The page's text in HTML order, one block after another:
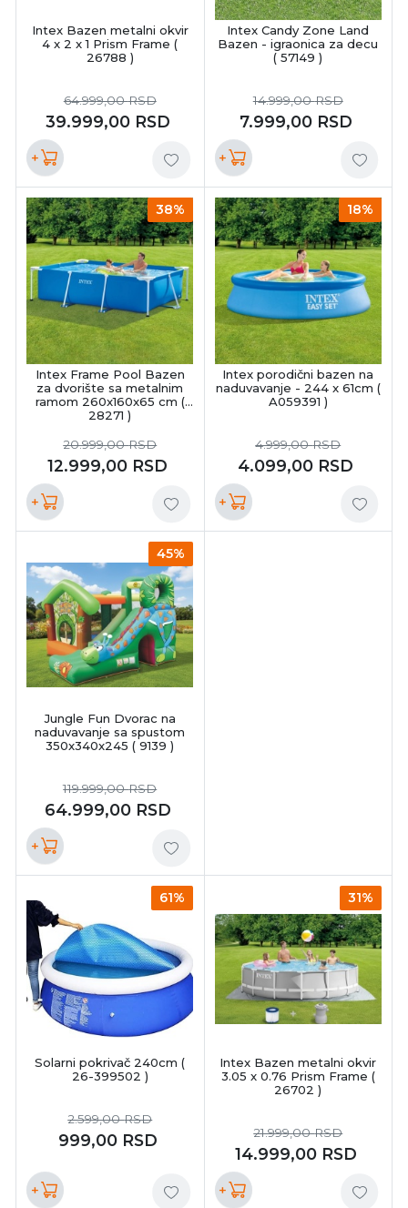
Intex Bazen metalni okvir
4 x 2 x 1 Prism Frame (
26788 )
39.999,00 RSD
64.999,00RSD
+
Intex Candy Zone Land
Bazen - igraonica za decu
( 57149 )
7.999,00 RSD
14.999,00RSD
+
38%
Intex Frame Pool Bazen
za dvorište sa metalnim
ramom 260x160x65 cm (
28271 )
12.999,00 RSD
20.999,00RSD
+
18%
Intex porodični bazen na
naduvavanje - 244 x 61cm (
A059391 )
4.099,00 RSD
4.999,00RSD
+
45%
Jungle Fun Dvorac na
naduvavanje sa spustom
350x340x245 ( 9139 )
64.999,00 RSD
119.999,00RSD
+
61%
Solarni pokrivač 240cm (
26-399502 )
999,00 RSD
2.599,00RSD
+
31%
Intex Bazen metalni okvir
3.05 x 0.76 Prism Frame (
26702 )
14.999,00 RSD
21.999,00RSD
+